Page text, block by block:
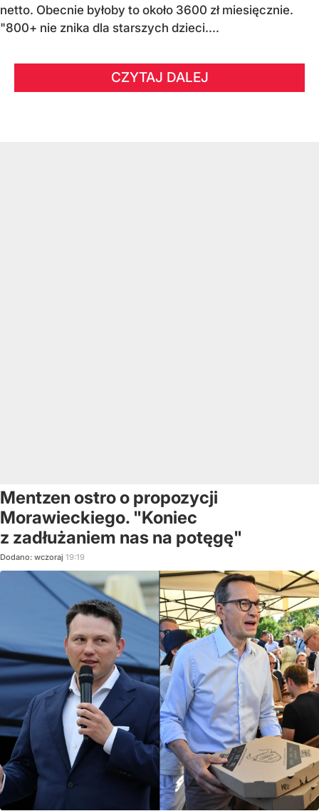
netto. Obecnie byłoby to około 3600 zł miesięcznie.
"800+ nie znika dla starszych dzieci....
CZYTAJ DALEJ
Mentzen ostro o propozycji
Morawieckiego. "Koniec
z zadłużaniem nas na potęgę"
Dodano: wczoraj 19:19